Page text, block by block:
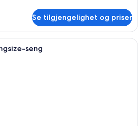
Se tilgjengelighet og priser
Suite – panorama, 1 kingsize-seng |
seng